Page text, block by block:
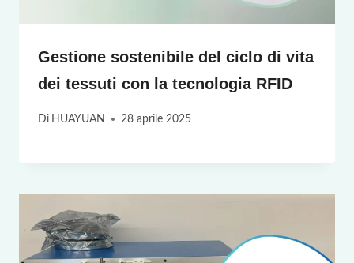
Gestione sostenibile del ciclo di vita
dei tessuti con la tecnologia RFID
Di HUAYUAN 28 aprile 2025